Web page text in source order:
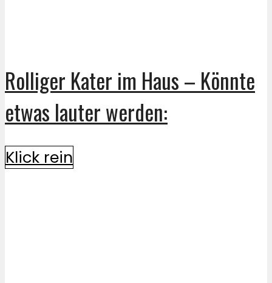
Rolliger Kater im Haus – Könnte
etwas lauter werden:
Klick rein